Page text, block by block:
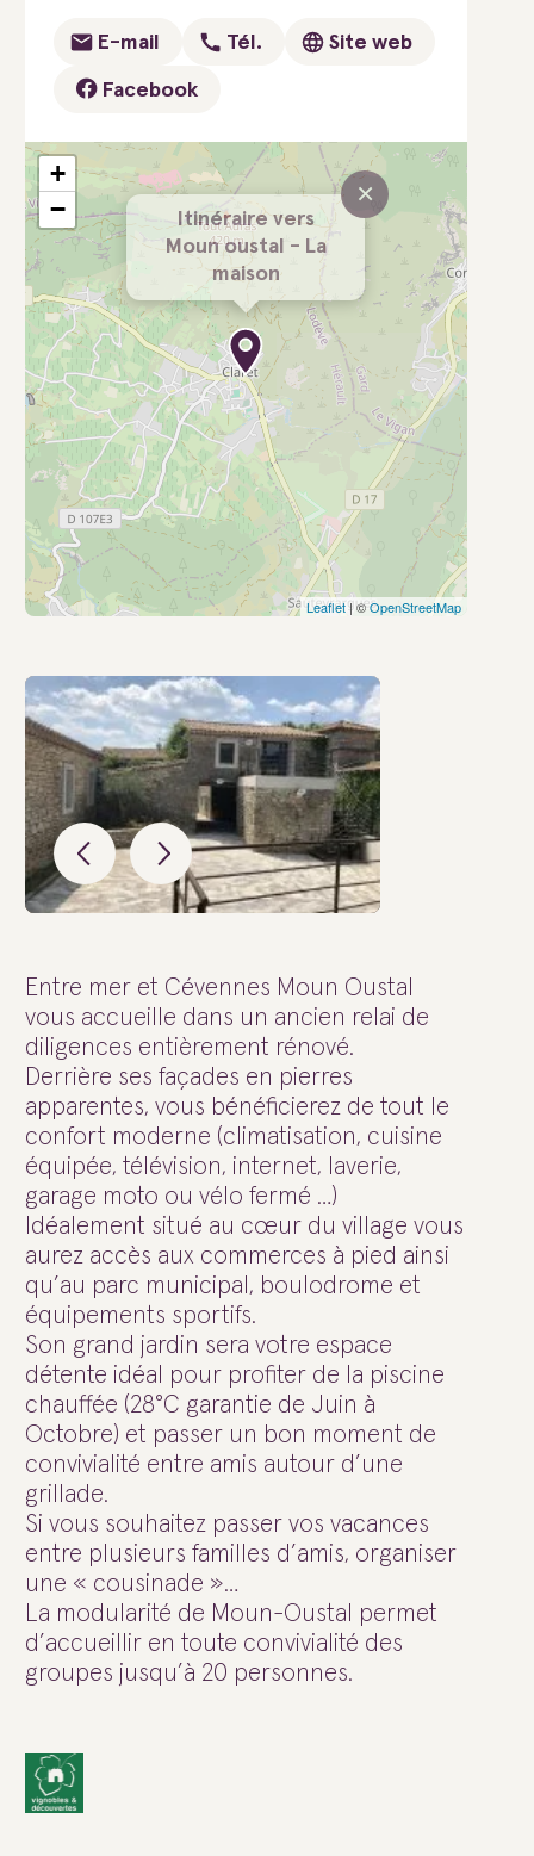
E-mail Tél. Site web
Facebook
Itinéraire vers
Moun oustal - La
maison
×
+
−
Leaflet| ©OpenStreetMap
Entre mer et Cévennes Moun Oustal
vous accueille dans un ancien relai de
diligences entièrement rénové.
Derrière ses façades en pierres
apparentes, vous bénéficierez de tout le
confort moderne (climatisation, cuisine
équipée, télévision, internet, laverie,
garage moto ou vélo fermé …)
Idéalement situé au cœur du village vous
aurez accès aux commerces à pied ainsi
qu’au parc municipal, boulodrome et
équipements sportifs.
Son grand jardin sera votre espace
détente idéal pour profiter de la piscine
chauffée (28°C garantie de Juin à
Octobre) et passer un bon moment de
convivialité entre amis autour d’une
grillade.
Si vous souhaitez passer vos vacances
entre plusieurs familles d’amis, organiser
une « cousinade »…
La modularité de Moun-Oustal permet
d’accueillir en toute convivialité des
groupes jusqu’à 20 personnes.